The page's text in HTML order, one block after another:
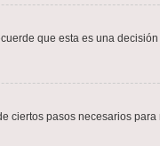
que esta es una
ciertos pasos necesarios